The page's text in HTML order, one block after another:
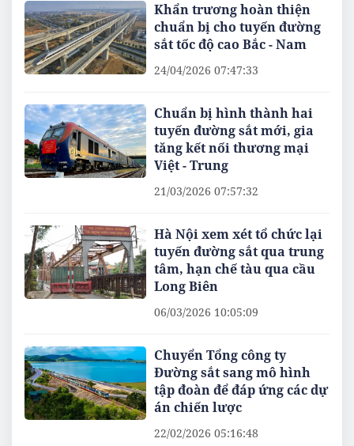
Khẩn trương hoàn thiện
chuẩn bị cho tuyến đường
sắt tốc độ cao Bắc - Nam
24/04/2026 07:47:33
Chuẩn bị hình thành hai
tuyến đường sắt mới, gia
tăng kết nối thương mại
Việt - Trung
21/03/2026 07:57:32
Hà Nội xem xét tổ chức lại
tuyến đường sắt qua trung
tâm, hạn chế tàu qua cầu
Long Biên
06/03/2026 10:05:09
Chuyển Tổng công ty
Đường sắt sang mô hình
tập đoàn để đáp ứng các dự
án chiến lược
22/02/2026 05:16:48